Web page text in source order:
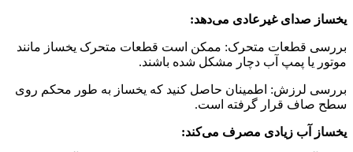
یخساز صدای غیرعادی می‌دهد:
بررسی قطعات متحرک: ممکن است قطعات متحرک یخساز مانند
موتور یا پمپ آب دچار مشکل شده باشند.
بررسی لرزش: اطمینان حاصل کنید که یخساز به طور محکم روی
سطح صاف قرار گرفته است.
یخساز آب زیادی مصرف می‌کند: